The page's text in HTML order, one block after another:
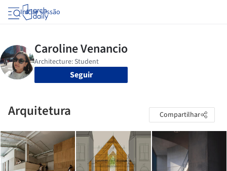
Iniciar sessão
Seguir
Arquitetura Compartilhar